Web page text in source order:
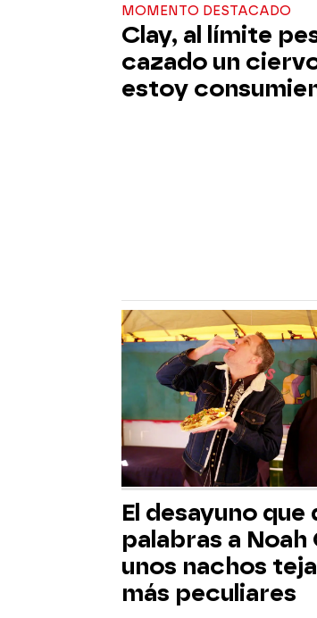
MOMENTO DESTACADO
Clay, al límite
cazado un
estoy
El desayuno que
palabras a Noah
unos nachos
más peculiares